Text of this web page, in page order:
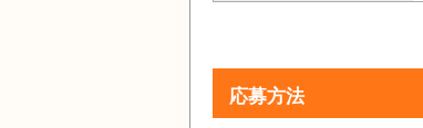
応募方法